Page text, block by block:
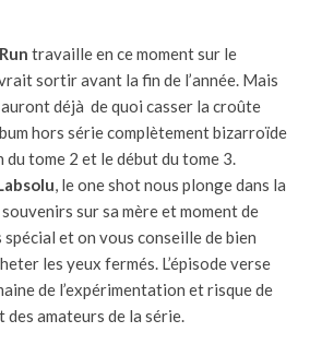
Run travaille en ce moment sur le
sortir avant la fin de l’année. Mais
déjà de quoi casser la croûte
hors série complètement bizarroïde
tome 2 et le début du tome 3.
, le one shot nous plonge dans la
sur sa mère et moment de
spécial et on vous conseille de bien
les yeux fermés. L’épisode verse
de l’expérimentation et risque de
amateurs de la série.